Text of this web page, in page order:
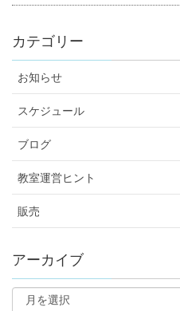
カテゴリー
お知らせ
スケジュール
ブログ
教室運営ヒント
販売
アーカイブ